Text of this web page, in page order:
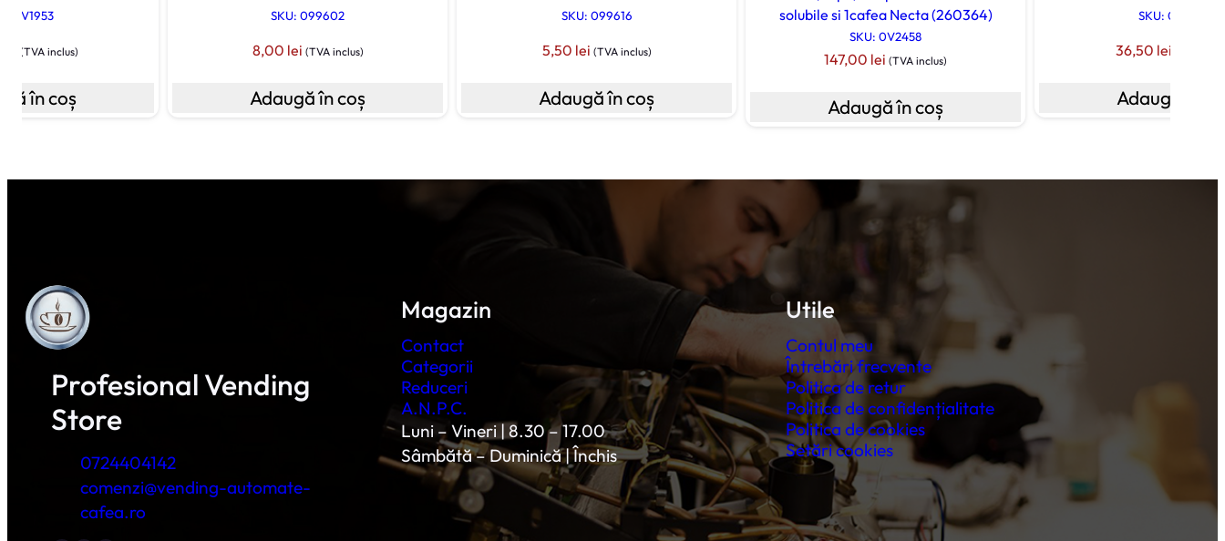
0V1953
(TVA inclus)
în coș
SKU: 099602
8,00 lei (TVA inclus)
Adaugă în coș
SKU: 099616
5,50 lei (TVA inclus)
Adaugă în coș
solubile si 1cafea Necta (260364)
SKU: 0V2458
147,00 lei (TVA inclus)
Adaugă în coș
SKU: 099057
36,50 lei
Adaugă în
Profesional Vending
Store
0724404142
comenzi@vending-automate-
cafea.ro
Magazin
Contact
Categorii
Reduceri
A.N.P.C.
Luni – Vineri | 8.30 – 17.00
Sâmbătă – Duminică | Închis
Utile
Contul meu
Întrebări frecvente
Politica de retur
Politica de confidențialitate
Politica de cookies
Setări cookies